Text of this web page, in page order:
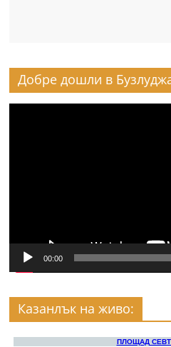
Добре дошли в
00:00
Казанлък на живо: